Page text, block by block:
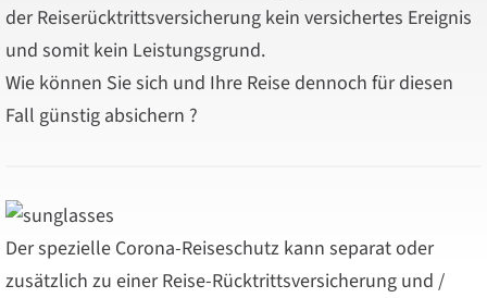
der Reiserücktrittsversicherung kein versichertes Ereignis
und somit kein Leistungsgrund.
Wie können Sie sich und Ihre Reise dennoch für diesen
Fall günstig absichern ?
Der spezielle Corona-Reiseschutz kann separat oder
zusätzlich zu einer Reise-Rücktrittsversicherung und /